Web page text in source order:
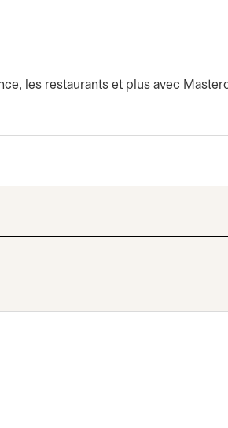
les restaurants et plus avec